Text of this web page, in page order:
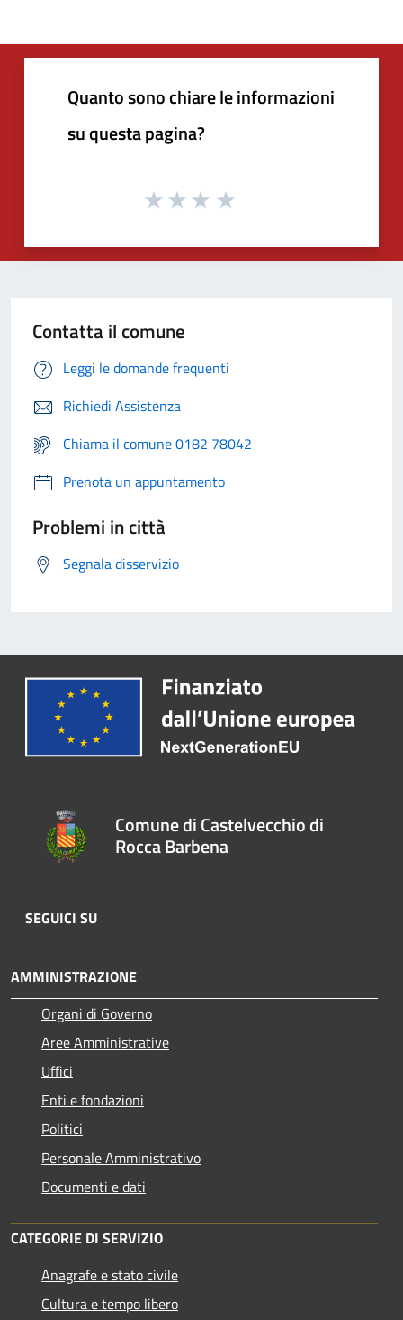
Quanto sono chiare le informazioni
su questa pagina?
Contatta il comune
Leggi le domande frequenti
Richiedi Assistenza
Chiama il comune 0182 78042
Prenota un appuntamento
Problemi in città
Segnala disservizio
Comune di Castelvecchio di
Rocca Barbena
SEGUICI SU
AMMINISTRAZIONE
Organi di Governo
Aree Amministrative
Uffici
Enti e fondazioni
Politici
Personale Amministrativo
Documenti e dati
CATEGORIE DI SERVIZIO
Anagrafe e stato civile
Cultura e tempo libero